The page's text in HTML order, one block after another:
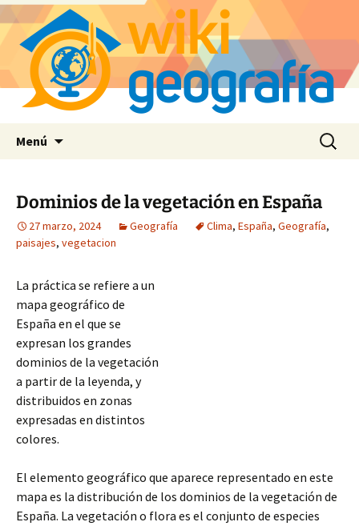
Menú Buscar:
Dominios de la vegetación en España
27 marzo, 2024 Geografía Clima, España, Geografía,
paisajes, vegetacion
La práctica se refiere a un
mapa geográfico de
España en el que se
expresan los grandes
dominios de la vegetación
a partir de la leyenda, y
distribuidos en zonas
expresadas en distintos
colores.
El elemento geográfico que aparece representado en este
mapa es la distribución de los dominios de la vegetación de
España. La vegetación o flora es el conjunto de especies